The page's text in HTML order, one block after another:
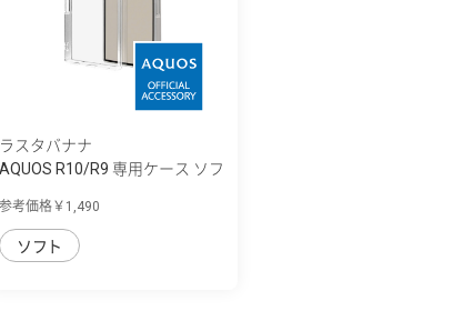
ラスタバナナ
AQUOS R10/R9 専用ケース ソフ
参考価格￥1,490
ソフト